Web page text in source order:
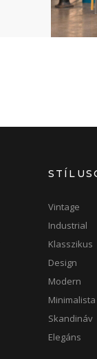
Vintage
Industrial
Klasszikus
Design
Modern
Minimalista
Skandináv
Elegáns